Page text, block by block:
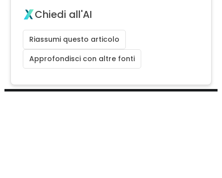
Chiedi all'AI
Riassumi questo articolo
Approfondisci con altre fonti